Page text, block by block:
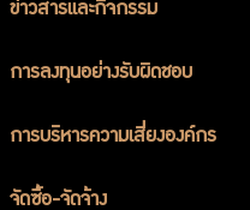
ข่าวสารและกิจกรรม
การลงทุนอย่างรับผิดชอบ
การบริหารความเสี่ยงองค์กร
จัดซื้อ-จัดจ้าง